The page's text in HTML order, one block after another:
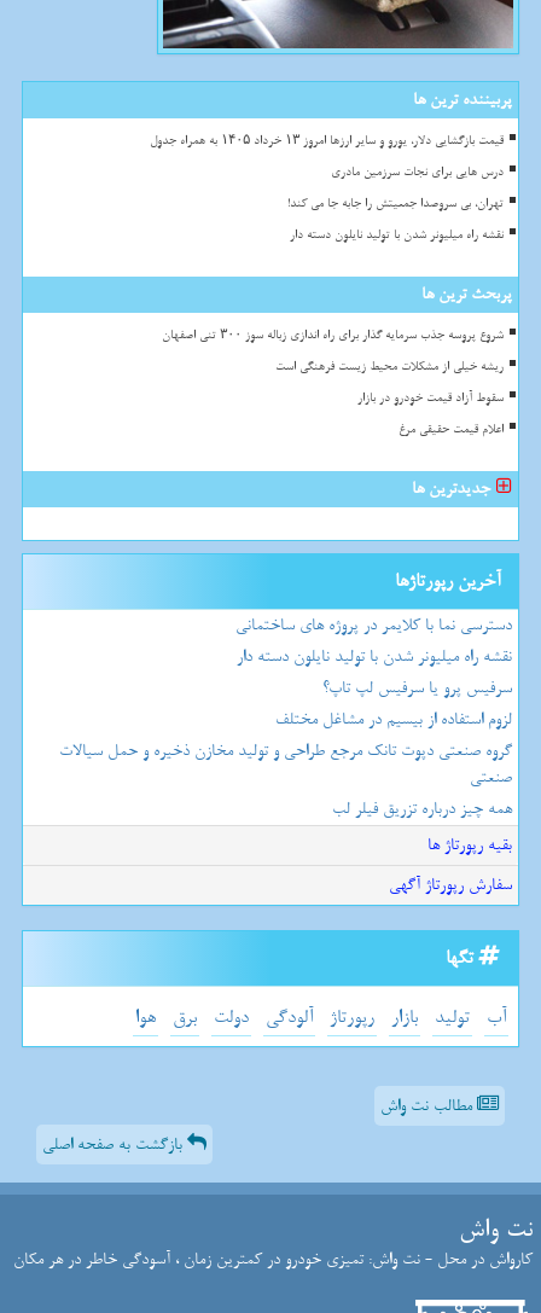
پربیننده ترین ها
قیمت بازگشایی دلار، یورو و سایر ارزها امروز ۱۳ خرداد ۱۴۰۵ به همراه جدول
درس هایی برای نجات سرزمین مادری
تهران، بی سروصدا جمعیتش را جابه جا می کند!
نقشه راه میلیونر شدن با تولید نایلون دسته دار
پربحث ترین ها
شروع پروسه جذب سرمایه گذار برای راه اندازی زباله سوز ۳۰۰ تنی اصفهان
ریشه خیلی از مشکلات محیط زیست فرهنگی است
سقوط آزاد قیمت خودرو در بازار
اعلام قیمت حقیقی مرغ
جدیدترین ها
آخرین رپورتاژها
دسترسی نما با کلایمر در پروژه های ساختمانی
نقشه راه میلیونر شدن با تولید نایلون دسته دار
سرفیس پرو یا سرفیس لپ تاپ؟
لزوم استفاده از بیسیم در مشاغل مختلف
گروه صنعتی دپوت تانک مرجع طراحی و تولید مخازن ذخیره و حمل سیالات
صنعتی
همه چیز درباره تزریق فیلر لب
بقیه رپورتاژ ها
سفارش رپورتاژ آگهی
تگها
آب تولید بازار رپورتاژ آلودگی دولت برق هوا
مطالب نت واش
بازگشت به صفحه اصلی
نت واش
کارواش در محل - نت واش: تمیزی خودرو در کمترین زمان ، آسودگی خاطر در هر مکان